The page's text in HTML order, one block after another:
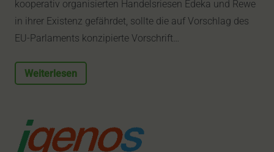
kooperativ organisierten Handelsriesen Edeka und Rewe
in ihrer Existenz gefährdet, sollte die auf Vorschlag des
EU-Parlaments konzipierte Vorschrift…
Weiterlesen